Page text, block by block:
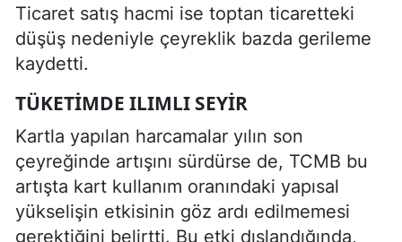
Ticaret satış hacmi ise toptan ticaretteki
düşüş nedeniyle çeyreklik bazda gerileme
kaydetti.
TÜKETIMDE ILIMLI SEYIR
Kartla yapılan harcamalar yılın son
çeyreğinde artışını sürdürse de, TCMB bu
artışta kart kullanım oranındaki yapısal
yükselişin etkisinin göz ardı edilmemesi
gerektiğini belirtti. Bu etki dışlandığında,